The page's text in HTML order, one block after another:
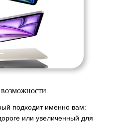
подходит именно вам:
или увеличенный для